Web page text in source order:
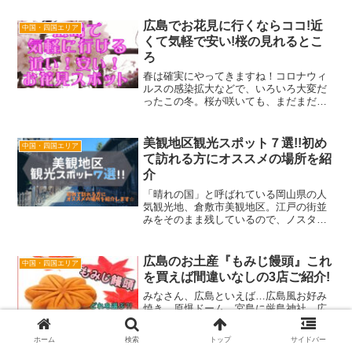
中国・四国エリア
広島でお花見に行くならココ!近
くて気軽で安い!桜の見れるとこ
ろ
春は確実にやってきますね！コロナウィ
ルスの感染拡大などで、いろいろ大変だ
ったこの冬。桜が咲いても、まだまだお
きたい!!お花見!!広島のお花見スポット、
といえば、広島城、...
中国・四国エリア
美観地区観光スポット７選!!初め
て訪れる方にオススメの場所を紹
介
「晴れの国」と呼ばれている岡山県の人
気観光地、倉敷市美観地区。江戸の街並
みをそのまま残しているので、ノスタル
いるため、ゆっくり時間を過ごしたい方
にはオススメの観光地とな...
中国・四国エリア
広島のお土産『もみじ饅頭』これ
を買えば間違いなしの3店ご紹介!
みなさん、広島といえば…広島風お好み
焼き、原爆ドーム、宮島に厳島神社、広
島東洋カープなどが思い浮かぶのではな
いでしょうか。お好み焼きは広島県民の
ソウルフードだよ♪県内至る所でカープ愛
ホーム 検索 トップ サイドバー